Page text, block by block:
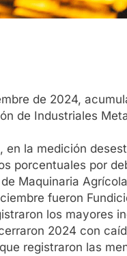
de 2024,
de Industriales
la medición
porcentuales por
Maquinaria
fueron
los mayores
2024 con
registraron las